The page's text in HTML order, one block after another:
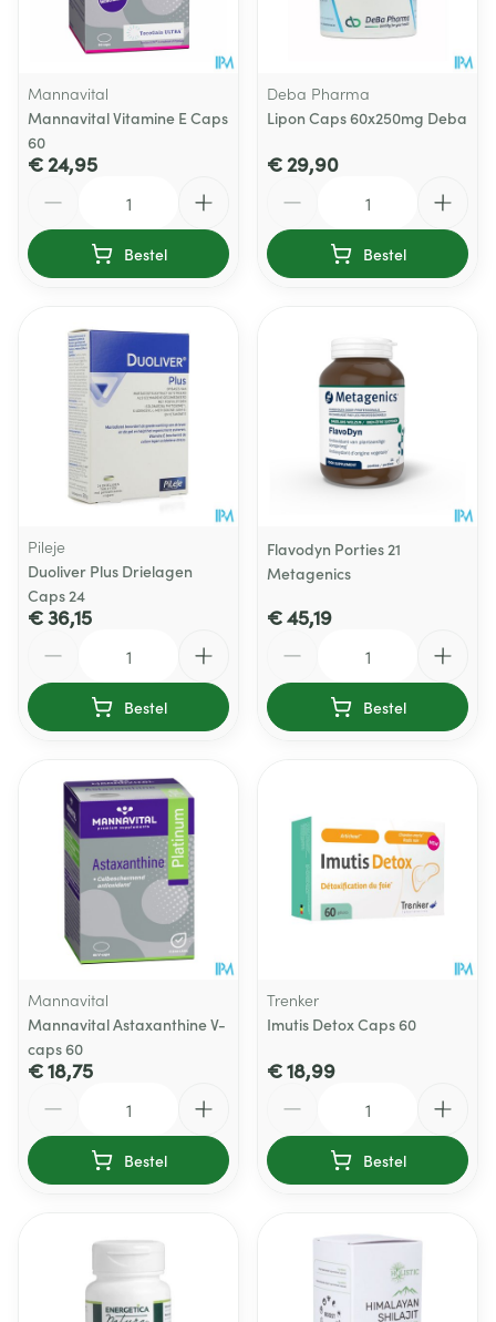
Mannavital
Mannavital Vitamine E Caps
60
€ 24,95
Bestel
Deba Pharma
Lipon Caps 60x250mg Deba
€ 29,90
Bestel
Pileje
Duoliver Plus Drielagen
Caps 24
€ 36,15
Bestel
Flavodyn Porties 21
Metagenics
€ 45,19
Bestel
Mannavital
Mannavital Astaxanthine V-
caps 60
€ 18,75
Bestel
Trenker
Imutis Detox Caps 60
€ 18,99
Bestel